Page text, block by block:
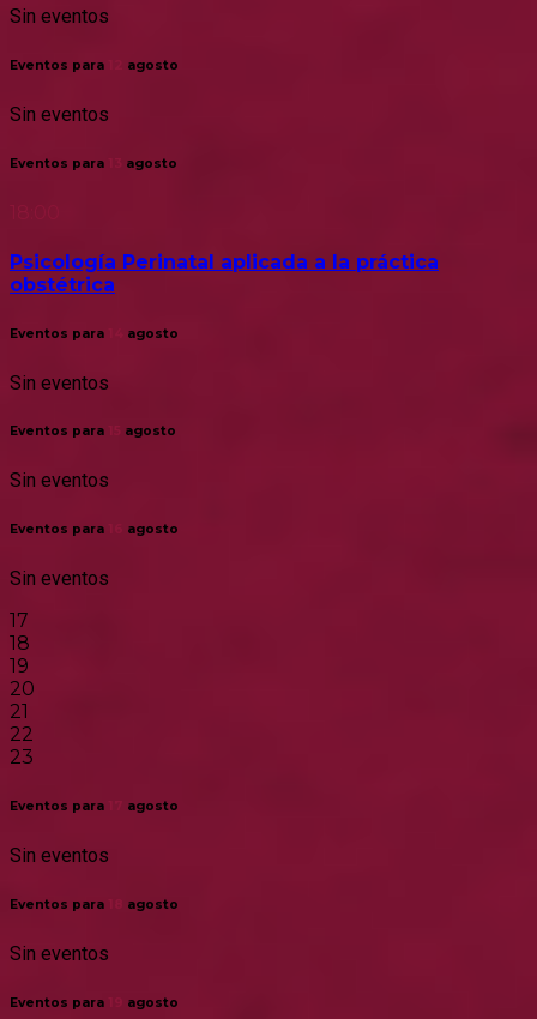
Sin eventos
Eventos para agosto
Sin eventos
Eventos para agosto
Psicología Perinatal aplicada a la práctica
obstétrica
Eventos para agosto
Sin eventos
Eventos para agosto
Sin eventos
Eventos para agosto
Sin eventos
17
18
19
20
21
22
23
Eventos para agosto
Sin eventos
Eventos para agosto
Sin eventos
Eventos para agosto